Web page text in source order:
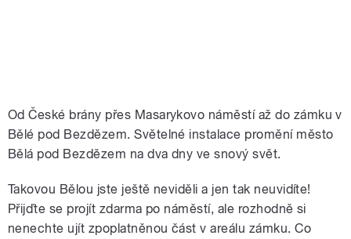
Od České brány přes Masarykovo náměstí až do zámku v
Bělé pod Bezdězem. Světelné instalace promění město
Bělá pod Bezdězem na dva dny ve snový svět.
Takovou Bělou jste ještě neviděli a jen tak neuvidíte!
Přijďte se projít zdarma po náměstí, ale rozhodně si
nenechte ujít zpoplatněnou část v areálu zámku. Co